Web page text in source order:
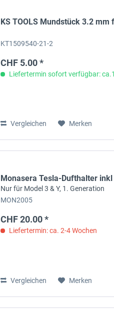
KT1509540-21-2
CHF 5.00 *
Liefertermin sofort verfügbar:
Vergleichen Merken
Monasera Tesla-Dufthalter
Nur für Model 3 & Y, 1. Generation
MON2005
CHF 20.00 *
Liefertermin: ca. 2-4 Wochen
Vergleichen Merken